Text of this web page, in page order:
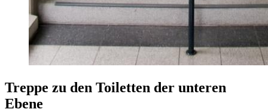
Treppe zu den Toiletten der unteren
Ebene